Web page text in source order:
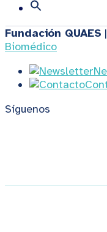
Fundación QUAES
Biomédico
Síguenos